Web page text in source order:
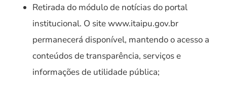
Retirada do módulo de notícias do portal
institucional. O site www.itaipu.gov.br
permanecerá disponível, mantendo o acesso a
conteúdos de transparência, serviços e
informações de utilidade pública;